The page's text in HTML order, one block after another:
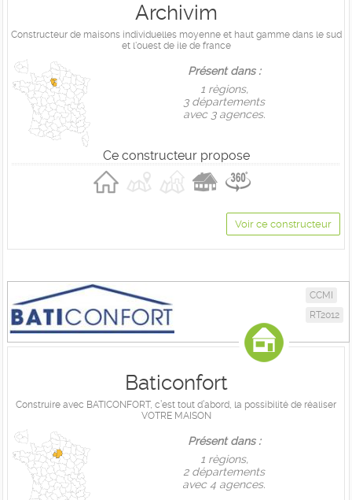
Archivim
Constructeur de maisons individuelles moyenne et haut gamme dans le sud
et l'ouest de ile de france
Présent dans :
1 règions,
3 départements
avec 3 agences.
Ce constructeur propose
Voir ce constructeur
CCMI
RT2012
Baticonfort
Construire avec BATICONFORT, c’est tout d’abord, la possibilité de réaliser
VOTRE MAISON
Présent dans :
1 règions,
2 départements
avec 4 agences.